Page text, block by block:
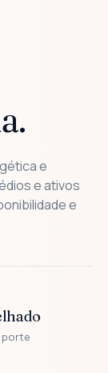
e
e ativos
e
porte